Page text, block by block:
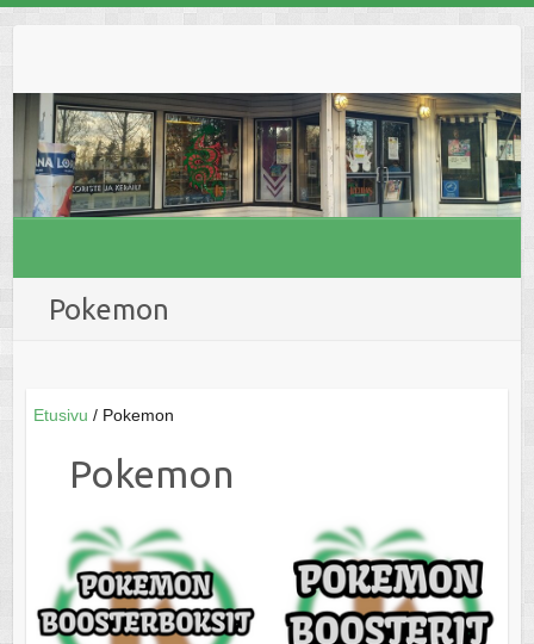
Pokemon
Etusivu / Pokemon
Pokemon